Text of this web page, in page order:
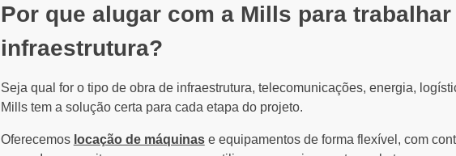
Por que alugar com a Mills para
infraestrutura?
Seja qual for o tipo de obra de infraestrutura, telecomunicações, energia,
Mills tem a solução certa para cada etapa do projeto.
Oferecemos locação de máquinase equipamentos de forma flexível, com